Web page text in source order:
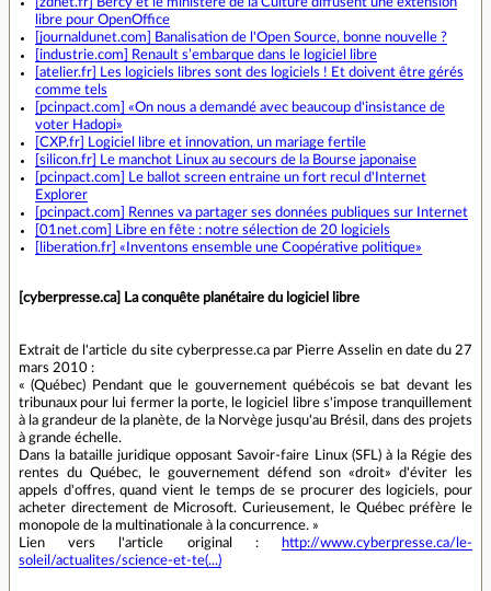
libre pour OpenOffice
[journaldunet.com] Banalisation de l'Open Source, bonne nouvelle ?
[industrie.com] Renault s’embarque dans le logiciel libre
[atelier.fr] Les logiciels libres sont des logiciels ! Et doivent être gérés
comme tels
[pcinpact.com] «On nous a demandé avec beaucoup d'insistance de
voter Hadopi»
[CXP.fr] Logiciel libre et innovation, un mariage fertile
[silicon.fr] Le manchot Linux au secours de la Bourse japonaise
[pcinpact.com] Le ballot screen entraine un fort recul d'Internet
Explorer
[pcinpact.com] Rennes va partager ses données publiques sur Internet
[01net.com] Libre en fête : notre sélection de 20 logiciels
[liberation.fr] «Inventons ensemble une Coopérative politique»
[cyberpresse.ca] La conquête planétaire du logiciel libre
Extrait de l'article du site cyberpresse.ca par Pierre Asselin en date du 27
mars 2010 :
« (Québec) Pendant que le gouvernement québécois se bat devant les
tribunaux pour lui fermer la porte, le logiciel libre s'impose tranquillement
à la grandeur de la planète, de la Norvège jusqu'au Brésil, dans des projets
à grande échelle.
Dans la bataille juridique opposant Savoir-faire Linux (SFL) à la Régie des
rentes du Québec, le gouvernement défend son «droit» d'éviter les
appels d'offres, quand vient le temps de se procurer des logiciels, pour
acheter directement de Microsoft. Curieusement, le Québec préfère le
monopole de la multinationale à la concurrence. »
Lien vers l'article original :
http://www.cyberpresse.ca/le-
soleil/actualites/science-et-te(...)